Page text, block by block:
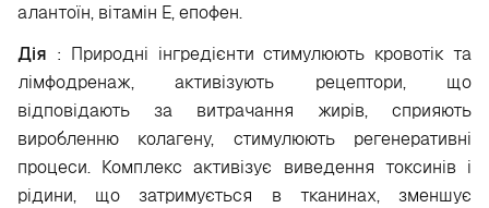
алантоїн, вітамін Е, епофен.
Дія : Природні інгредієнти стимулюють кровотік та
лімфодренаж, активізують рецептори, що
відповідають за витрачання жирів, сприяють
виробленню колагену, стимулюють регенеративні
процеси. Комплекс активізує виведення токсинів і
рідини, що затримується в тканинах, зменшує